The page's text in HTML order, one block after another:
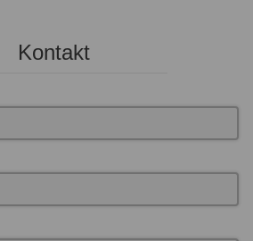
Kontakt